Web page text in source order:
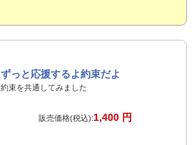
ずっと応援するよ約束だよ
約束を共通してみました
販売価格(税込):1,400 円